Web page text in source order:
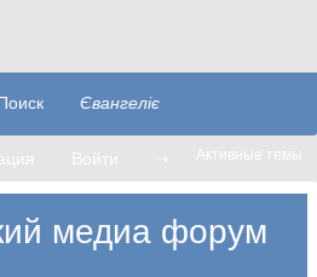
медиа форум
Євангеліє
Войти ➝ Активные темы